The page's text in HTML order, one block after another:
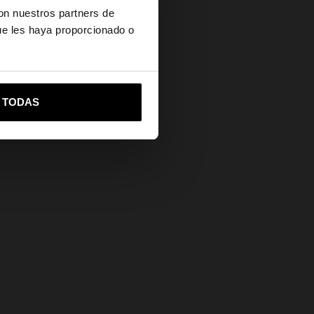
nuestros partners de
les haya proporcionado o
TODAS
a United States
Help